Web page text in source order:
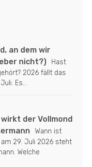
an dem wir
nicht?)
Hast
2026 fällt das
Es...
der Vollmond
Wann ist
29. Juli 2026 steht
Welche